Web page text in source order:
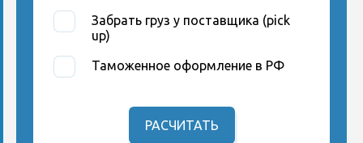
Забрать груз у поставщика (pick
up)
Таможенное оформление в РФ
РАСЧИТАТЬ